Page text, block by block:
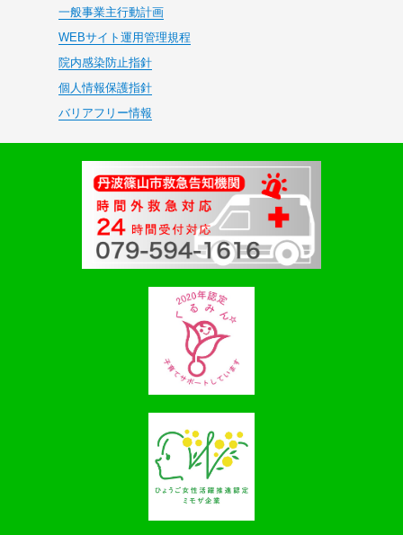
一般事業主行動計画
WEBサイト運用管理規程
院内感染防止指針
個人情報保護指針
バリアフリー情報